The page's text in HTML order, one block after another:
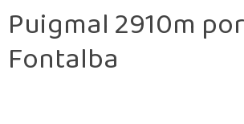
Puigmal 2910m por
Fontalba